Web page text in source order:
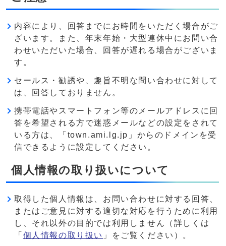
内容により、回答までにお時間をいただく場合がご
ざいます。また、年末年始・大型連休中にお問い合
わせいただいた場合、回答が遅れる場合がございま
す。
セールス・勧誘や、趣旨不明な問い合わせに対して
は、回答しておりません。
携帯電話やスマートフォン等のメールアドレスに回
答を希望される方で迷惑メールなどの設定をされて
いる方は、「town.ami.lg.jp」からのドメインを受
信できるように設定してください。
個人情報の取り扱いについて
取得した個人情報は、お問い合わせに対する回答、
またはご意見に対する適切な対応を行うために利用
し、それ以外の目的では利用しません（詳しくは
「 個人情報の取り扱い 」をご覧ください）。